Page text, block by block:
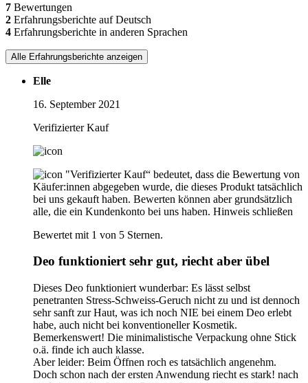
7 Bewertungen
2 Erfahrungsberichte auf Deutsch
4 Erfahrungsberichte in anderen Sprachen
Alle Erfahrungsberichte anzeigen
Elle
16. September 2021
Verifizierter Kauf
"Verifizierter Kauf“ bedeutet, dass die Bewertung von
Käufer:innen abgegeben wurde, die dieses Produkt tatsächlich
bei uns gekauft haben. Bewerten können aber grundsätzlich
alle, die ein Kundenkonto bei uns haben. Hinweis schließen
Bewertet mit 1 von 5 Sternen.
Deo funktioniert sehr gut, riecht aber übel
Dieses Deo funktioniert wunderbar: Es lässt selbst
penetranten Stress-Schweiss-Geruch nicht zu und ist dennoch
sehr sanft zur Haut, was ich noch NIE bei einem Deo erlebt
habe, auch nicht bei konventioneller Kosmetik.
Bemerkenswert! Die minimalistische Verpackung ohne Stick
o.ä. finde ich auch klasse.
Aber leider: Beim Öffnen roch es tatsächlich angenehm.
Doch schon nach der ersten Anwendung riecht es stark! nach